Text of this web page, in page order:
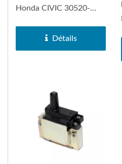
Honda CIVIC 30520-
d'allumage...Détails